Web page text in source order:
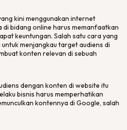
kini menggunakan internet
di bidang online harus memanfaatkan
keuntungan. Salah satu cara yang
menjangkau target audiens di
konten relevan di sebuah
dengan konten di website itu
bisnis harus memperhatikan
kontennya di Google, salah